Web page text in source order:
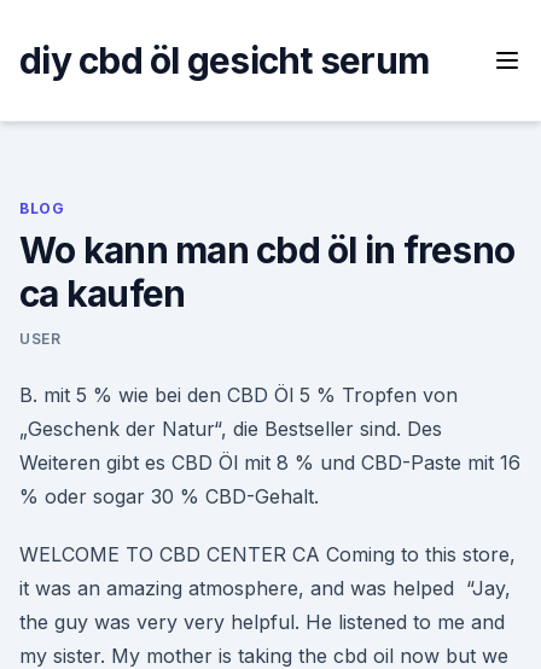
content
diy cbd öl gesicht serum
BLOG
Wo kann man cbd öl in fresno
ca kaufen
USER
B. mit 5 % wie bei den CBD Öl 5 % Tropfen von
„Geschenk der Natur“, die Bestseller sind. Des
Weiteren gibt es CBD Öl mit 8 % und CBD-Paste mit 16
% oder sogar 30 % CBD-Gehalt.
WELCOME TO CBD CENTER CA Coming to this store,
it was an amazing atmosphere, and was helped “Jay,
the guy was very very helpful. He listened to me and
my sister. My mother is taking the cbd oil now but we